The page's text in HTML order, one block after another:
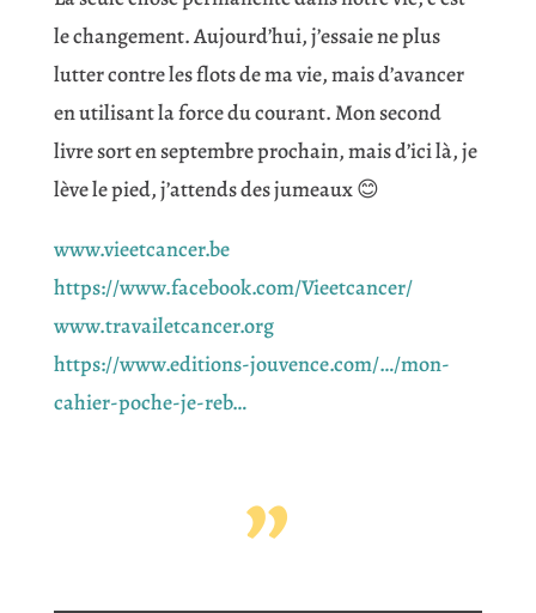
le changement. Aujourd’hui, j’essaie ne plus
lutter contre les flots de ma vie, mais d’avancer
en utilisant la force du courant. Mon second
livre sort en septembre prochain, mais d’ici là, je
lève le pied, j’attends des jumeaux 😊
www.vieetcancer.be
https://www.facebook.com/Vieetcancer/
www.travailetcancer.org
https://www.editions-jouvence.com/…/mon-
cahier-poche-je-reb…
”